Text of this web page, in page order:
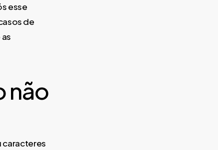
esse
de
não
caracteres